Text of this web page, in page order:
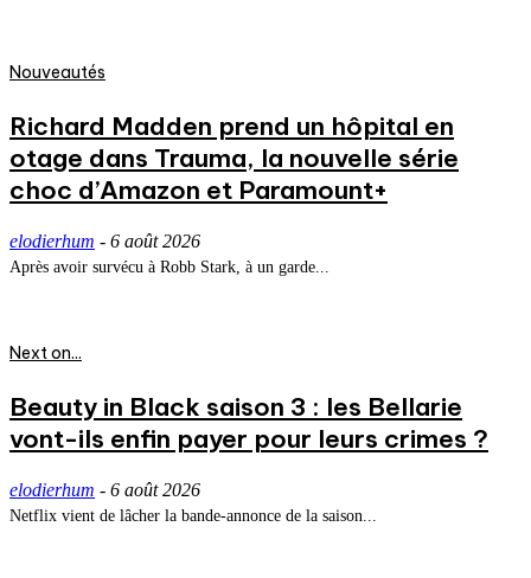
Nouveautés
Richard Madden prend un hôpital en
otage dans Trauma, la nouvelle série
choc d’Amazon et Paramount+
elodierhum - 6 août 2026
Après avoir survécu à Robb Stark, à un garde...
Next on...
Beauty in Black saison 3 : les Bellarie
vont-ils enfin payer pour leurs crimes ?
elodierhum - 6 août 2026
Netflix vient de lâcher la bande-annonce de la saison...